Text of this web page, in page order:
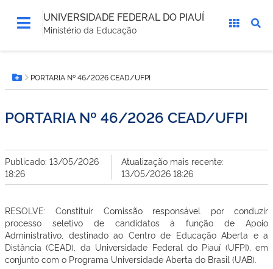
UNIVERSIDADE FEDERAL DO PIAUÍ
Ministério da Educação
está
aqui:Botão Menu
PORTARIA Nº 46/2026 CEAD/UFPI
PORTARIA Nº 46/2026 CEAD/UFPI
Publicado: 13/05/2026
18:26
Atualização mais recente:
13/05/2026 18:26
RESOLVE: Constituir Comissão responsável por conduzir
processo seletivo de candidatos à função de Apoio
Administrativo, destinado ao Centro de Educação Aberta e a
Distância (CEAD), da Universidade Federal do Piauí (UFPI), em
conjunto com o Programa Universidade Aberta do Brasil (UAB).